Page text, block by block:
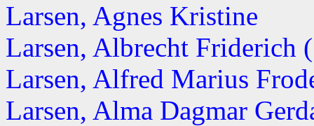
Larsen, Agnes Kristine
Larsen, Albrecht Friderich
Larsen, Alfred Marius
Larsen, Alma Dagmar